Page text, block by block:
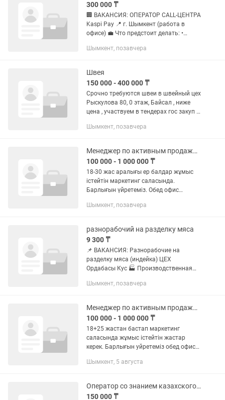
300 000 ₸
🏢 ВАКАНСИЯ: ОПЕРАТОР CALL-ЦЕНТРА
Kaspi Pay 📍 г. Шымкент (работа в
офисе) 💼 Что предстоит делать: •
партнёрам Kaspi Pay через систему
Шымкент, позавчера
Швея
150 000 - 400 000 ₸
Срочно требуются швеи в швейный цех
Рыскулова 80, 0 этаж, Байсал , ниже
цена , участвуем в тендерах гос закуп и
пакеты имеются, 9-18.00, обед 12.30-
Шымкент, позавчера
Менеджер по активным продажам
100 000 - 1 000 000 ₸
18-30 жас аралығы ер балдар жұмыс
істейтін маркетинг саласында.
Барлығын үйретеміз. Обед офис
Шымкент, позавчера
разнорабочий на разделку мяса
9 300 ₸
📌 ВАКАНСИЯ: Разнорабочие на
разделку мяса (индейка) ЦЕХ
Ордабасы Кус 🏭 Производственная
переработке мяса. 📍 Обязанности: —
Шымкент, позавчера
Менеджер по активным продажам
100 000 - 1 000 000 ₸
18+25 жастан бастап маркетинг
саласында жұмыс істейтін жастар
керек. Барлығын уйретеміз обед офис
Шымкент, 5 августа
Оператор со знанием казахского на полный день в офис [проект Каспи Пей]
150 000 ₸